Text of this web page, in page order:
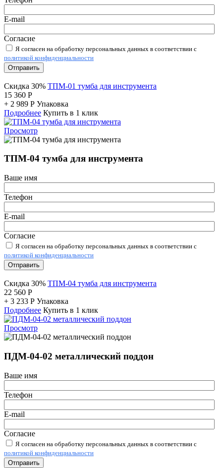
E-mail
Согласие
Я согласен на обработку персональных данных в соответствии с
политикой конфиденциальности
Отправить
Скидка 30% ТПМ-01 тумба для инструмента
15 360 Р
+ 2 989 Р Упаковка
Подробнее Купить в 1 клик
Просмотр
ТПМ-04 тумба для инструмента
Ваше имя
Телефон
E-mail
Согласие
Я согласен на обработку персональных данных в соответствии с
политикой конфиденциальности
Отправить
Скидка 30% ТПМ-04 тумба для инструмента
22 560 Р
+ 3 233 Р Упаковка
Подробнее Купить в 1 клик
Просмотр
ПДМ-04-02 металлический поддон
Ваше имя
Телефон
E-mail
Согласие
Я согласен на обработку персональных данных в соответствии с
политикой конфиденциальности
Отправить